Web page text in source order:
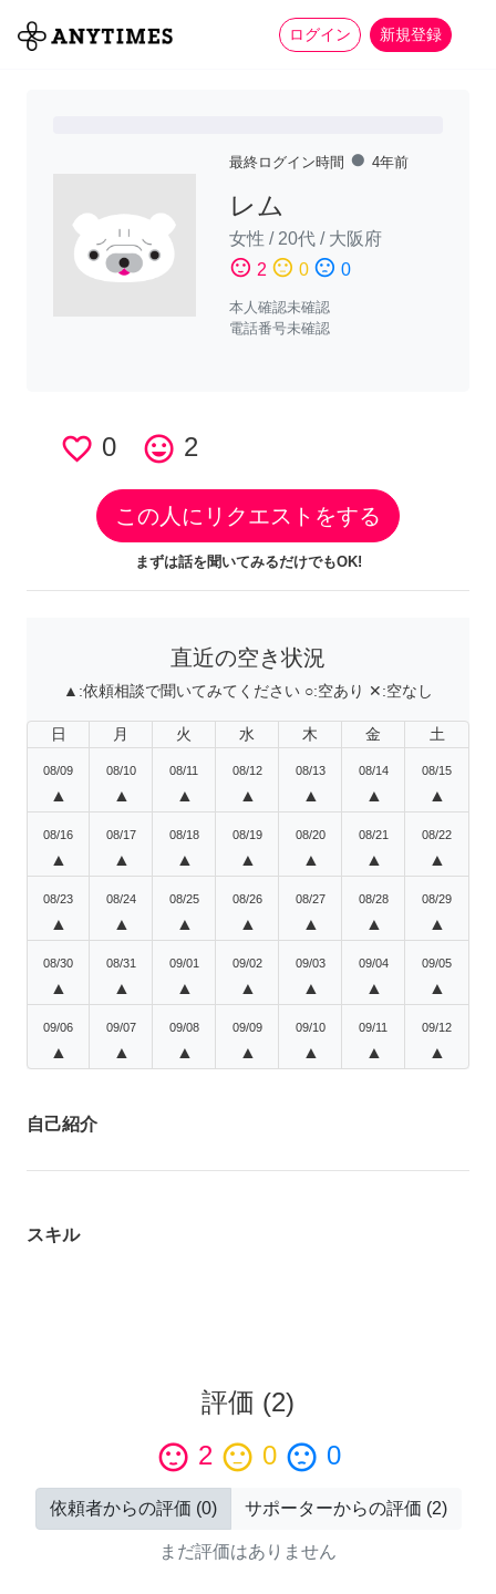
ログイン 新規登録
全て 家事 more_horiz
最終ログイン時間 fiber_manual_record 4年前
レム
女性 / 20代 / 大阪府
sentiment_satisfied 2 sentiment_neutral 0 sentiment_dissatisfied 0
本人確認未確認
電話番号未確認
favorite_border 0 tag_faces 2
この人にリクエストをする
まずは話を聞いてみるだけでもOK!
直近の空き状況
▲:依頼相談で聞いてみてください ○:空あり ✕:空なし
日 月 火 水 木 金 土
08/09
▲
08/10
▲
08/11
▲
08/12
▲
08/13
▲
08/14
▲
08/15
▲
08/16
▲
08/17
▲
08/18
▲
08/19
▲
08/20
▲
08/21
▲
08/22
▲
08/23
▲
08/24
▲
08/25
▲
08/26
▲
08/27
▲
08/28
▲
08/29
▲
08/30
▲
08/31
▲
09/01
▲
09/02
▲
09/03
▲
09/04
▲
09/05
▲
09/06
▲
09/07
▲
09/08
▲
09/09
▲
09/10
▲
09/11
▲
09/12
▲
自己紹介
スキル
評価 (2)
sentiment_satisfied 2 sentiment_neutral 0 sentiment_dissatisfied 0
依頼者からの評価 (0) サポーターからの評価 (2)
まだ評価はありません